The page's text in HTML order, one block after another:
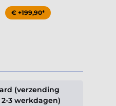
€ +199,90*
(verzending
3 werkdagen)